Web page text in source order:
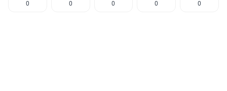
0 0 0 0 0